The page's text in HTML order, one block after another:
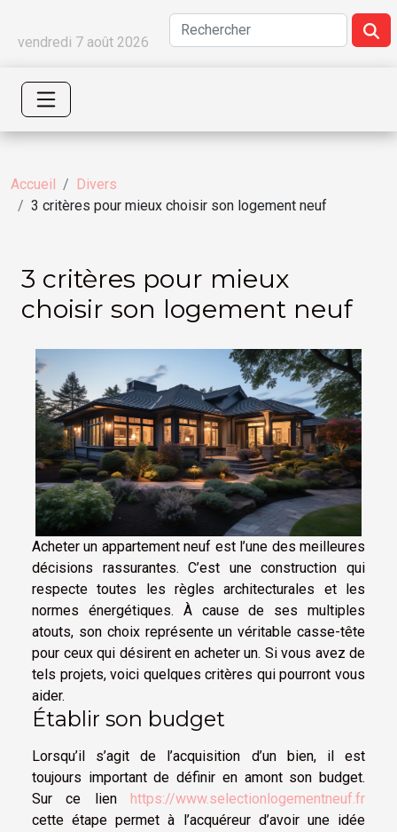
vendredi 7 août 2026
Accueil
Divers
3 critères pour mieux choisir son logement neuf
3 critères pour mieux
choisir son logement neuf
Acheter un appartement neuf est l’une des meilleures
décisions rassurantes. C’est une construction qui
respecte toutes les règles architecturales et les
normes énergétiques. À cause de ses multiples
atouts, son choix représente un véritable casse-tête
pour ceux qui désirent en acheter un. Si vous avez de
tels projets, voici quelques critères qui pourront vous
aider.
Établir son budget
Lorsqu’il s’agit de l’acquisition d’un bien, il est
toujours important de définir en amont son budget.
Sur ce lien https://www.selectionlogementneuf.fr
cette étape permet à l’acquéreur d’avoir une idée